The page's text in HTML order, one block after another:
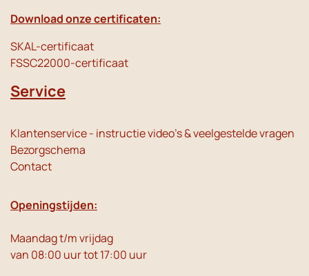
Download onze certificaten:
SKAL-certificaat
FSSC22000-certificaat
Service
Klantenservice - instructie video's & veelgestelde vragen
Bezorgschema
Contact
Openingstijden:
Maandag t/m vrijdag
van 08:00 uur tot 17:00 uur